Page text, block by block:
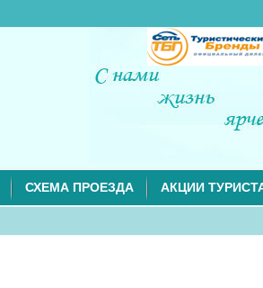
СХЕМА ПРОЕЗДА АКЦИИ